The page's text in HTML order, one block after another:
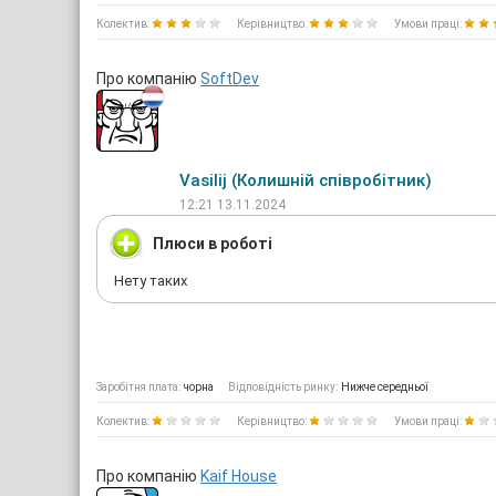
Колектив: Керівництво: Умови праці:
Про компанію SoftDev
Vasilij (Колишній співробітник)
12:21 13.11.2024
Плюси в роботі
Нету таких
Заробітня плата: чорна Відповідність ринку: Нижче середньої
Колектив: Керівництво: Умови праці:
Про компанію Kaif House